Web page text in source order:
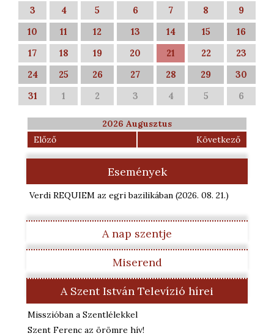
3
4 5 6 7 8
9
10
11 12 13 14 15
16
17
18 19 20 21 22
23
24
25 26 27 28 29
30
31
1 2 3 4 5 6
2026 Augusztus
Előző
Következő
Események
Verdi REQUIEM az egri bazilikában (2026. 08. 21.)
A nap szentje
Miserend
A Szent István Televízió hírei
Misszióban a Szentlélekkel
Szent Ferenc az örömre hív!